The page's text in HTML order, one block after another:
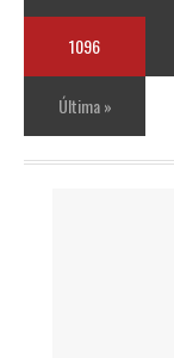
1096
Última »